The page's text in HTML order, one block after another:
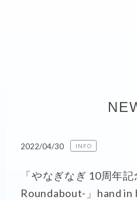
2022/04/30 INFO
「やなぎなぎ 10周年
Roundabout-」hand in